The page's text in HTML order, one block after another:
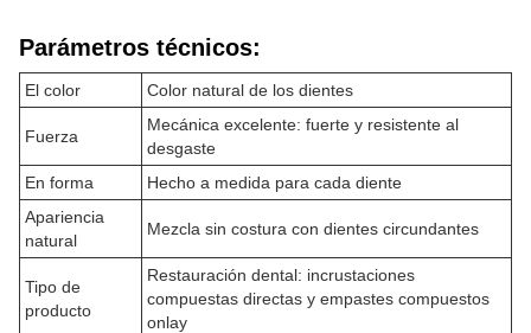
Parámetros técnicos:
El color Color natural de los dientes
Fuerza
Mecánica excelente: fuerte y resistente al
desgaste
En forma
Hecho a medida para cada diente
Apariencia
natural
Mezcla sin costura con dientes circundantes
Tipo de
producto
Restauración dental: incrustaciones
compuestas directas y empastes compuestos
onlay